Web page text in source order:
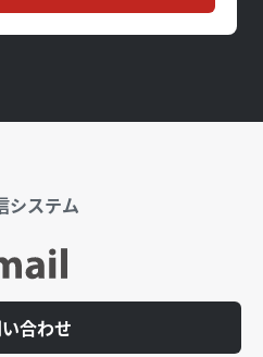
システム
合わせ